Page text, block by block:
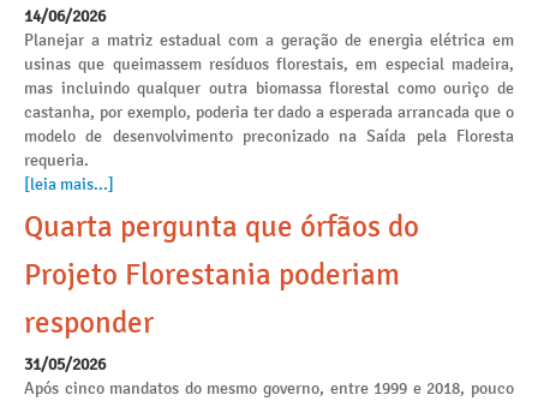
14/06/2026
Planejar a matriz estadual com a geração de energia elétrica em
usinas que queimassem resíduos florestais, em especial madeira,
mas incluindo qualquer outra biomassa florestal como ouriço de
castanha, por exemplo, poderia ter dado a esperada arrancada que o
modelo de desenvolvimento preconizado na Saída pela Floresta
requeria.
[leia mais...]
Quarta pergunta que órfãos do
Projeto Florestania poderiam
responder
31/05/2026
Após cinco mandatos do mesmo governo, entre 1999 e 2018, pouco